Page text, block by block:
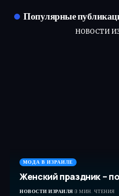
Популярные
НОВОСТИ
МОДА В ИЗРАИЛЕ
Женский праздник –
НОВОСТИ ИЗРАИЛЯ 3 МИН. ЧТЕНИЯ